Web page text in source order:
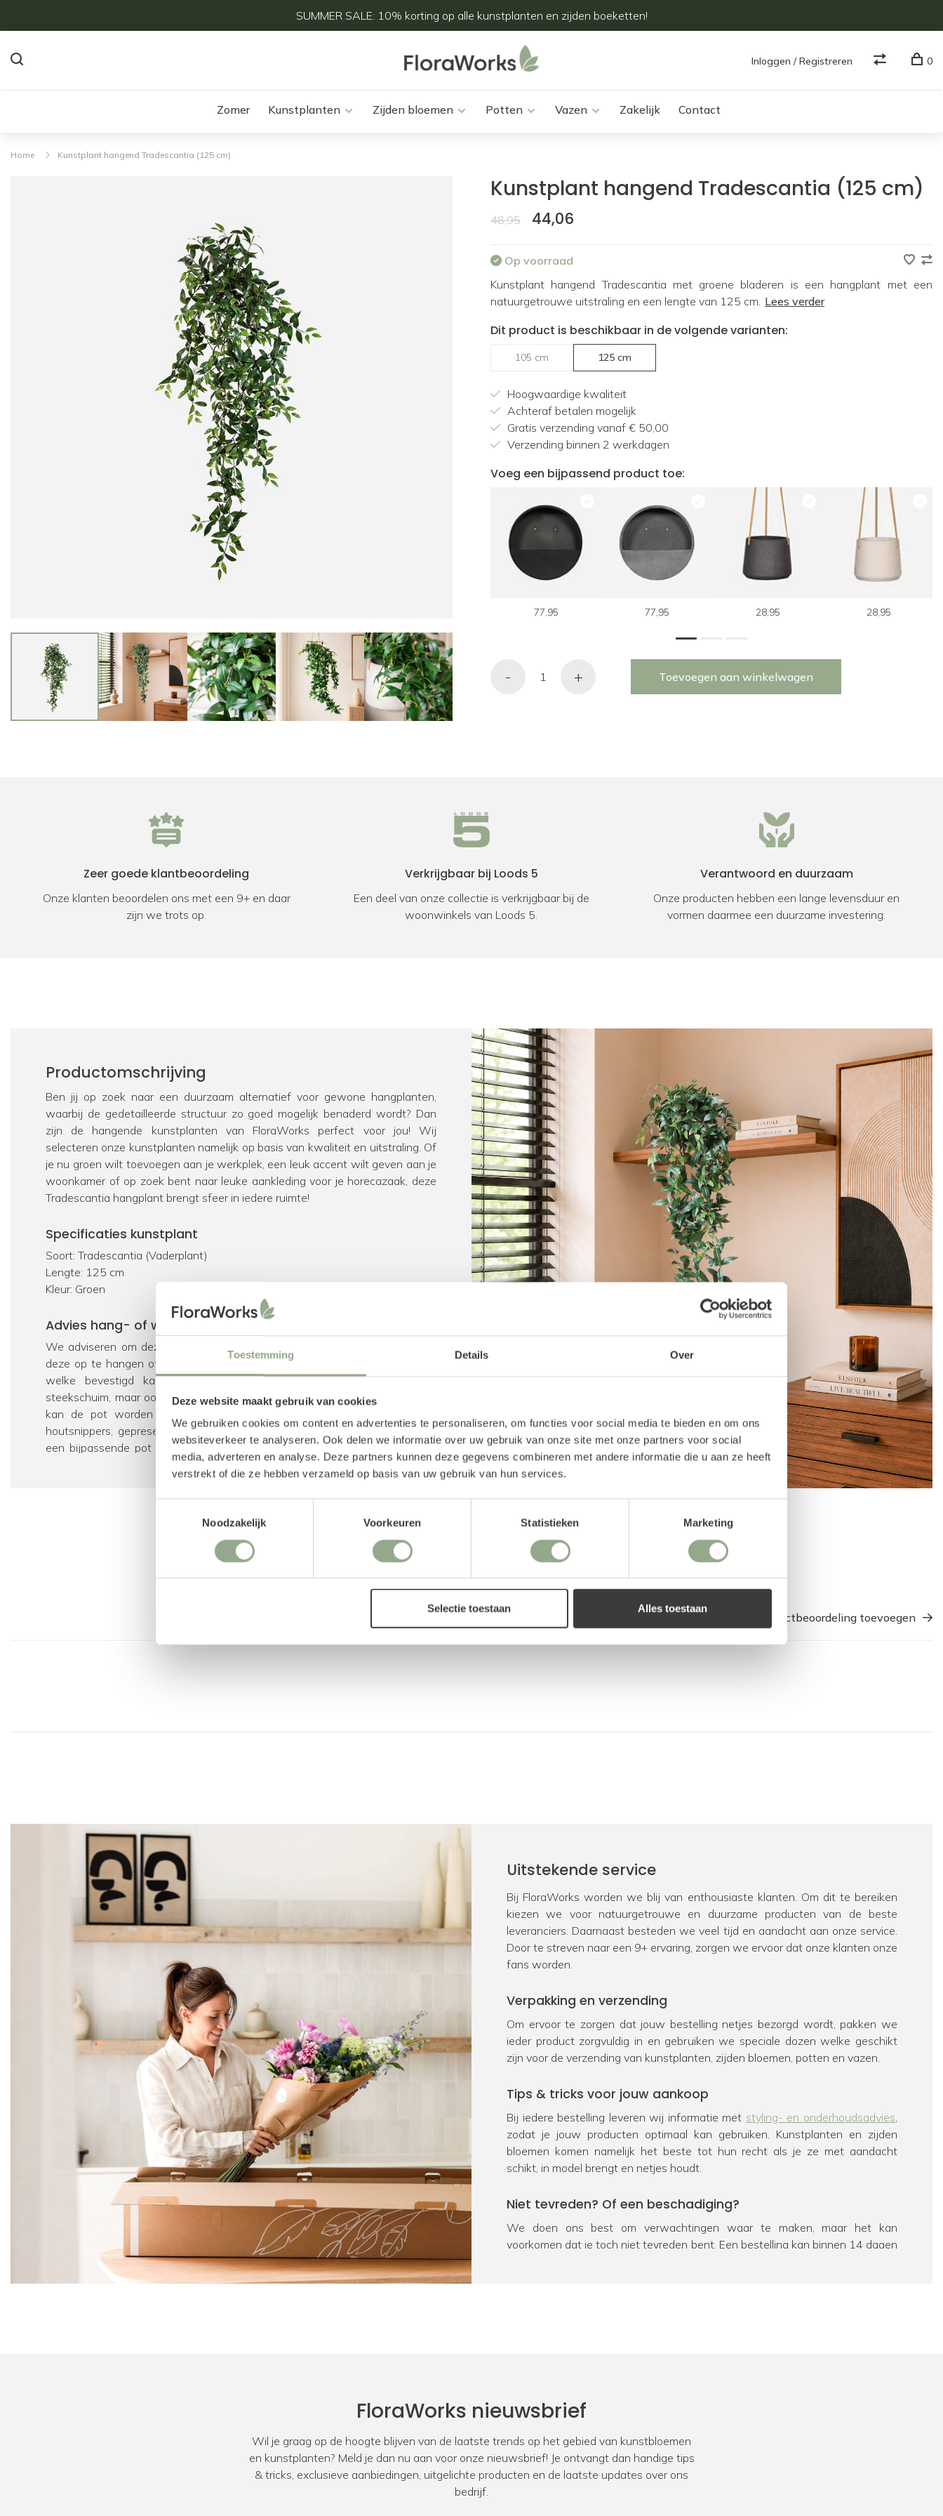
Toestemming Details Over
Deze website maakt gebruik van cookies
We gebruiken cookies om content en advertenties te personaliseren, om functies voor social media te bieden en om ons
websiteverkeer te analyseren. Ook delen we informatie over uw gebruik van onze site met onze partners voor social
media, adverteren en analyse. Deze partners kunnen deze gegevens combineren met andere informatie die u aan ze heeft
verstrekt of die ze hebben verzameld op basis van uw gebruik van hun services.
Noodzakelijk
Voorkeuren Statistieken Marketing
Selectie toestaan Alles toestaan
SUMMER SALE: 10% korting op alle kunstplanten en zijden boeketten!
Zomer Kunstplanten Zijden bloemen Potten Vazen Zakelijk Contact
Inloggen / Registreren 0
Home Kunstplant hangend Tradescantia (125 cm)
Kunstplant hangend Tradescantia (125 cm)
48,95 44,06
Op voorraad
Kunstplant hangend Tradescantia met groene bladeren is een hangplant met een
natuurgetrouwe uitstraling en een lengte van 125 cm. Lees verder
Dit product is beschikbaar in de volgende varianten:
105 cm 125 cm
Hoogwaardige kwaliteit
Achteraf betalen mogelijk
Gratis verzending vanaf € 50,00
Verzending binnen 2 werkdagen
Voeg een bijpassend product toe:
77,95 77,95 28,95 28,95
1
- + Toevoegen aan winkelwagen
Zeer goede klantbeoordeling
Onze klanten beoordelen ons met een 9+ en daar
zijn we trots op.
Verkrijgbaar bij Loods 5
Een deel van onze collectie is verkrijgbaar bij de
woonwinkels van Loods 5.
Verantwoord en duurzaam
Onze producten hebben een lange levensduur en
vormen daarmee een duurzame investering.
Productomschrijving
Ben jij op zoek naar een duurzaam alternatief voor gewone hangplanten,
waarbij de gedetailleerde structuur zo goed mogelijk benaderd wordt? Dan
zijn de hangende kunstplanten van FloraWorks perfect voor jou! Wij
selecteren onze kunstplanten namelijk op basis van kwaliteit en uitstraling. Of
je nu groen wilt toevoegen aan je werkplek, een leuk accent wilt geven aan je
woonkamer of op zoek bent naar leuke aankleding voor je horecazaak, deze
Tradescantia hangplant brengt sfeer in iedere ruimte!
Specificaties kunstplant
Soort: Tradescantia (Vaderplant)
Lengte: 125 cm
Kleur: Groen
Advies hang- of wandpot
We adviseren om deze hangplant in een mooie buitenpot te bevestigen en
deze op te hangen of op hoogte te plaatsen. De hangplant heeft een steel
welke bevestigd kan worden in bijvoorbeeld een piepschuim mal of
steekschuim, maar ook gewone aarde volstaat. Om het geheel af te maken,
kan de pot worden afgewerkt met een bodembedekker zoals verfijnde
houtsnippers, gepreserveerd mos of siersteentjes. Ben je nog op zoek naar
een bijpassende pot voor jouw kunstplant welke je kunt ophangen? Neem
dan een kijkje in onze collecties hangpotten enwandpotten.
Wij pakken iedere kunstplant zorgvuldig in en gebruiken hiervoor een stevige
doos, zodat jouw bestelling netjes bij jou thuisbezorgd wordt. Daarnaast
op een rij gezet voor onder andere het modelleren en
Reviews
Een productbeoordeling toevoegen
Uitstekende service
Bij FloraWorks worden we blij van enthousiaste klanten. Om dit te bereiken
kiezen we voor natuurgetrouwe en duurzame producten van de beste
leveranciers. Daarnaast besteden we veel tijd en aandacht aan onze service.
Door te streven naar een 9+ ervaring, zorgen we ervoor dat onze klanten onze
fans worden.
Verpakking en verzending
Om ervoor te zorgen dat jouw bestelling netjes bezorgd wordt, pakken we
ieder product zorgvuldig in en gebruiken we speciale dozen welke geschikt
zijn voor de verzending van kunstplanten, zijden bloemen, potten en vazen.
Tips & tricks voor jouw aankoop
Bij iedere bestelling leveren wij informatie met styling- en onderhoudsadvies,
zodat je jouw producten optimaal kan gebruiken. Kunstplanten en zijden
bloemen komen namelijk het beste tot hun recht als je ze met aandacht
schikt, in model brengt en netjes houdt.
Niet tevreden? Of een beschadiging?
We doen ons best om verwachtingen waar te maken, maar het kan
voorkomen dat je toch niet tevreden bent. Een bestelling kan binnen 14 dagen
Bij FloraWorks hebben we veel ervaring in het opleveren van
zakelijke klanten. Ook werken we vaak samen met interieurstylisten en
designers. Ben jij op zoek naar aankleding met kunstbeplanting voor een
FloraWorks nieuwsbrief
Wil je graag op de hoogte blijven van de laatste trends op het gebied van kunstbloemen
en kunstplanten? Meld je dan nu aan voor onze nieuwsbrief! Je ontvangt dan handige tips
& tricks, exclusieve aanbiedingen, uitgelichte producten en de laatste updates over ons
bedrijf.